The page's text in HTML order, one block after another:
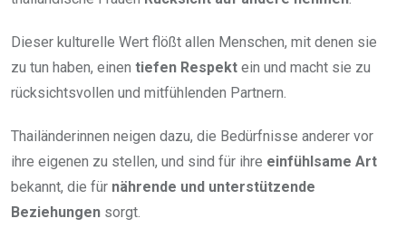
Dieser kulturelle Wert flößt allen Menschen, mit denen sie
zu tun haben, einen tiefen Respekt ein und macht sie zu
rücksichtsvollen und mitfühlenden Partnern.
Thailänderinnen neigen dazu, die Bedürfnisse anderer vor
ihre eigenen zu stellen, und sind für ihre einfühlsame Art
bekannt, die für nährende und unterstützende
Beziehungen sorgt.